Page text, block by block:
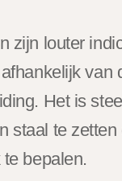
zijn louter
van
Het is
staal te zetten
bepalen.